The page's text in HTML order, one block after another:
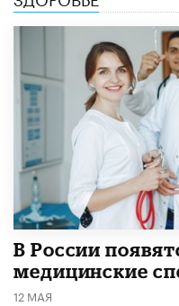
В России
медицинские
12 МАЯ